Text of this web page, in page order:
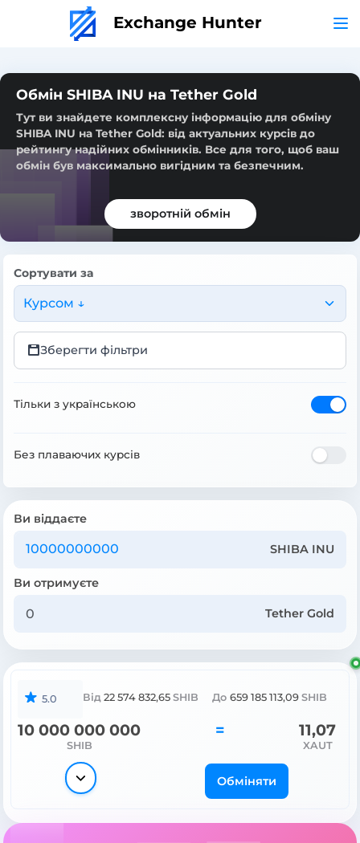
Exchange Hunter
Обмін SHIBA INU на Tether Gold
Тут ви знайдете комплексну інформацію для обміну
SHIBA INU на Tether Gold: від актуальних курсів до
рейтингу надійних обмінників. Все для того, щоб ваш
обмін був максимально вигідним та безпечним.
зворотній обмін
Сортувати за
Курсом ↓
Зберегти фільтри
Тільки з українською
Без плаваючих курсів
Ви віддаєте
SHIBA INU
Ви отримуєте
Tether Gold
5.0 Від 22 574 832,65 SHIB До 659 185 113,09 SHIB
10 000 000 000
SHIB
= 11,07
XAUT
Обміняти